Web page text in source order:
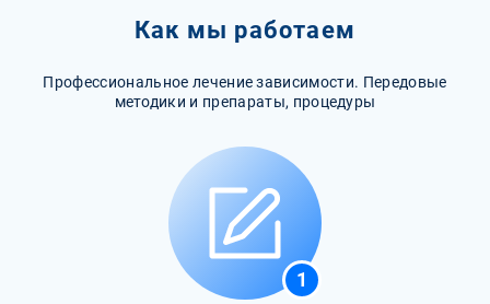
Как мы работаем
Профессиональное лечение зависимости. Передовые
методики и препараты, процедуры
1